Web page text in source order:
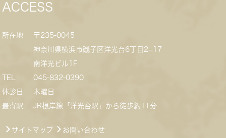
ACCESS
所在地
〒235-0045
神奈川県横浜市磯子区洋光台6丁目2−17
南洋光ビル1F
TEL
045-832-0390
休診日
木曜日
最寄駅
JR根岸線「洋光台駅」から徒歩約11分
サイトマップ お問い合わせ